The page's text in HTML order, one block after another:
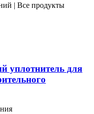
| Все продукты
уплотнитель для